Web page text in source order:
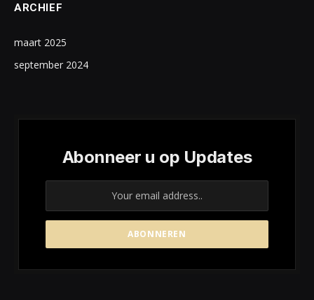
ARCHIEF
maart 2025
september 2024
Abonneer u op Updates